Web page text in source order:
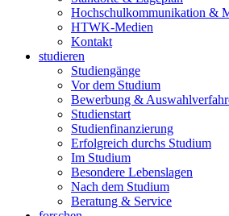
Hochschulkommunikation &
HTWK-Medien
Kontakt
studieren
Studiengänge
Vor dem Studium
Bewerbung &
Studienstart
Studienfinanzierung
Erfolgreich durchs Studium
Im Studium
Besondere Lebenslagen
Nach dem Studium
Beratung & Service